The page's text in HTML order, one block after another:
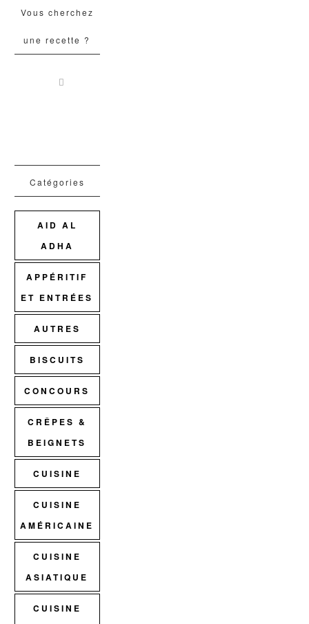
Vous cherchez
une recette ?
Catégories
AID AL
ADHA
APPÉRITIF
ET ENTRÉES
AUTRES
BISCUITS
CONCOURS
CRÊPES &
BEIGNETS
CUISINE
CUISINE
AMÉRICAINE
CUISINE
ASIATIQUE
CUISINE